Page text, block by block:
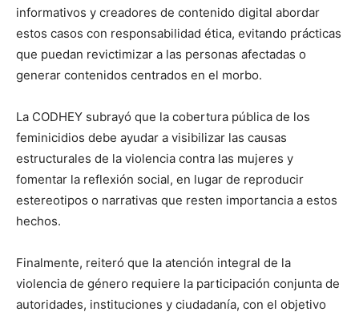
informativos y creadores de contenido digital abordar
estos casos con responsabilidad ética, evitando prácticas
que puedan revictimizar a las personas afectadas o
generar contenidos centrados en el morbo.
La CODHEY subrayó que la cobertura pública de los
feminicidios debe ayudar a visibilizar las causas
estructurales de la violencia contra las mujeres y
fomentar la reflexión social, en lugar de reproducir
estereotipos o narrativas que resten importancia a estos
hechos.
Finalmente, reiteró que la atención integral de la
violencia de género requiere la participación conjunta de
autoridades, instituciones y ciudadanía, con el objetivo